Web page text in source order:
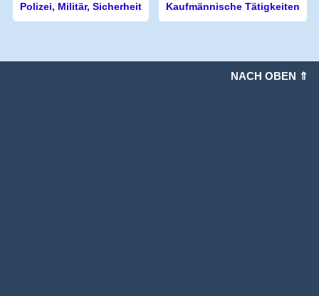
Polizei, Militär, Sicherheit Kaufmännische Tätigkeiten
NACH OBEN ⇑